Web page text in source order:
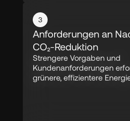
3
Anforderungen an
CO₂-Reduktion
Strengere Vorgaben und
Kundenanforderungen
grünere, effizientere